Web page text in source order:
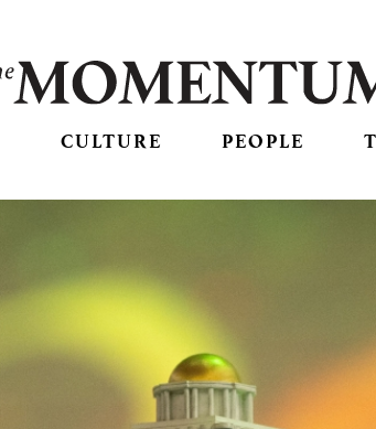
CULTURE PEOPLE